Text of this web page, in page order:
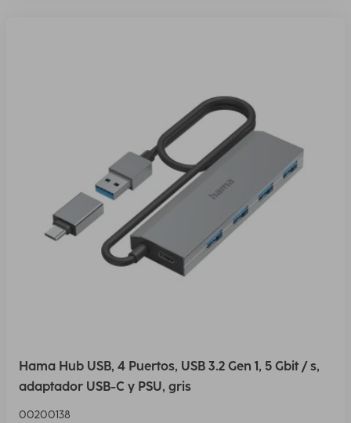
Hama Hub USB, 4 Puertos, USB 3.2 Gen 1, 5 Gbit / s,
adaptador USB-C y PSU, gris
00200138